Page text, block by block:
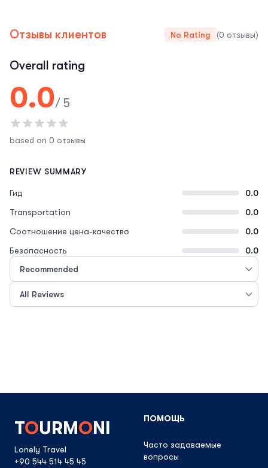
Отзывы клиентов No Rating (0 отзывы)
Overall rating
0.0/ 5
based on 0 отзывы
REVIEW SUMMARY
Гид
0.0
Transportation
0.0
Соотношение цена-качество
0.0
Безопасность
0.0
TOURMONI
Lonely Travel
+90 544 514 45 45
ПОМОЩЬ
Часто задаваемые
вопросы